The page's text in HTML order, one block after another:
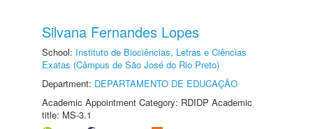
Silvana Fernandes Lopes
School: Instituto de Biociências, Letras e Ciências
Exatas (Câmpus de São José do Rio Preto)
Department: DEPARTAMENTO DE EDUCAÇÃO
Academic Appointment Category: RDIDP Academic
title: MS-3.1